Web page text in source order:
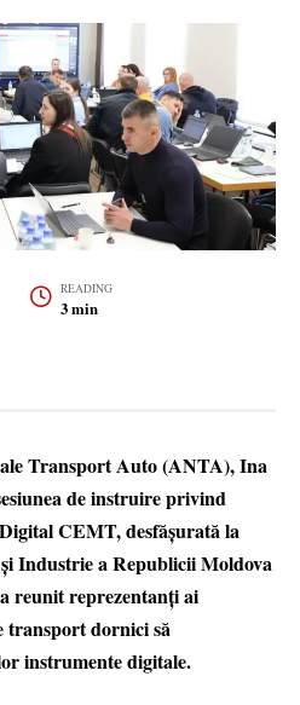
READING
3 min
Transport Auto (ANTA), Ina
de instruire privind
CEMT, desfășurată la
Industrie a Republicii Moldova
reunit reprezentanți ai
dornici să
instrumente digitale.